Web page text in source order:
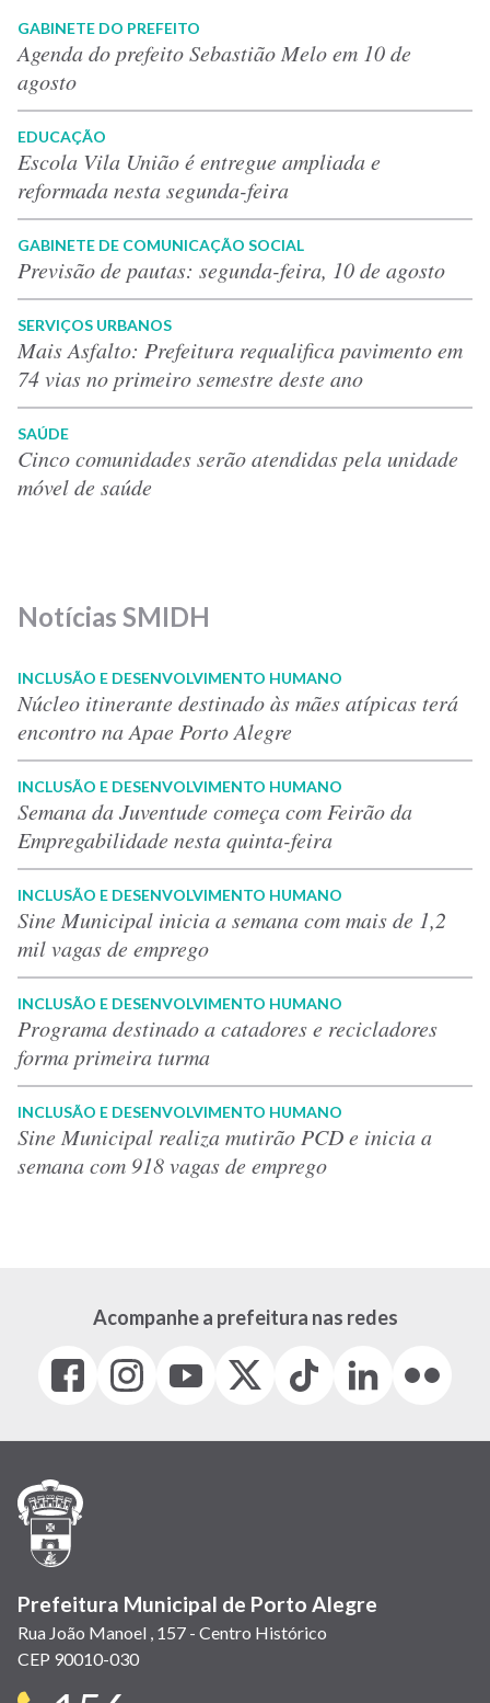
GABINETE DO PREFEITO
Agenda do prefeito Sebastião Melo em 10 de
agosto
EDUCAÇÃO
Escola Vila União é entregue ampliada e
reformada nesta segunda-feira
GABINETE DE COMUNICAÇÃO SOCIAL
Previsão de pautas: segunda-feira, 10 de agosto
SERVIÇOS URBANOS
Mais Asfalto: Prefeitura requalifica pavimento em
74 vias no primeiro semestre deste ano
SAÚDE
Cinco comunidades serão atendidas pela unidade
móvel de saúde
Notícias SMIDH
INCLUSÃO E DESENVOLVIMENTO HUMANO
Núcleo itinerante destinado às mães atípicas terá
encontro na Apae Porto Alegre
INCLUSÃO E DESENVOLVIMENTO HUMANO
Semana da Juventude começa com Feirão da
Empregabilidade nesta quinta-feira
INCLUSÃO E DESENVOLVIMENTO HUMANO
Sine Municipal inicia a semana com mais de 1,2
mil vagas de emprego
INCLUSÃO E DESENVOLVIMENTO HUMANO
Programa destinado a catadores e recicladores
forma primeira turma
INCLUSÃO E DESENVOLVIMENTO HUMANO
Sine Municipal realiza mutirão PCD e inicia a
semana com 918 vagas de emprego
Acompanhe a prefeitura nas redes
Facebook
(link
em
janela)
Instagram
(link
em
(link
em
(Antigo
(link
Tiktok
(link
em
LinkedIn
(link
em
(link
em
Prefeitura Municipal de Porto Alegre
Rua João Manoel , 157 - Centro Histórico
CEP 90010-030